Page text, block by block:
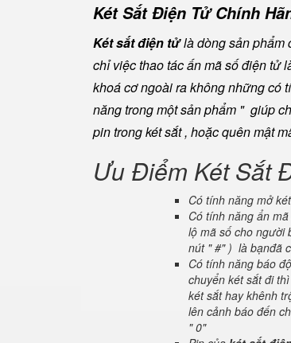
Két Sắt Điện Tử Chính
Két sắt điện tửlà dòng sản phẩm
chỉ việc thao tác ấn mã số điện tử
khoá cơ ngoài ra không những có
năng trong một sản phẩm " giúp
pin trong két sắt , hoặc quên mật
Ưu Điểm Két Sắt
Có tính năng mở
Có tính năng ẩn
lộ mã số cho người
nút " #" ) là bạnđã
Có tính năng báo
chuyển két sắt đi
két sắt hay khênh
lên cảnh báo đến
" 0"